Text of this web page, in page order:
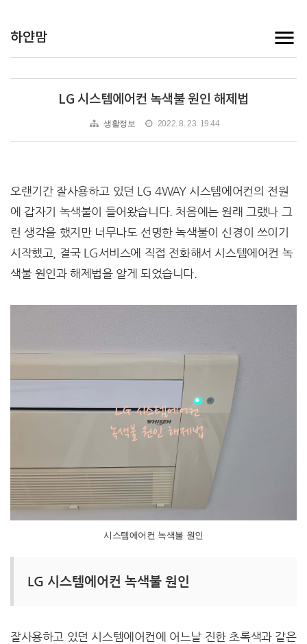
하얀맘
LG 시스템에어컨 녹색불 원인 해제법
생활정보 2022. 8. 23. 19:44
오랜기간 잘사용하고 있던 LG 4WAY 시스템에어컨의 전원
에 갑자기 녹색불이 들어왔습니다. 처음에는 원래 그랬나 그
런 생각을 했지만 너무나도 선명한 녹색불이 신경이 쓰이기
시작했고, 결국 LG서비스에 직접 전화해서 시스템에어컨 녹
색불 원인과 해제법을 알게 되었습니다.
시스템에어컨 녹색불 원인
LG 시스템에어컨 녹색불 원인
잘사용하고 있던 시스템에어컨에 어느날 진한 초록색과 같은